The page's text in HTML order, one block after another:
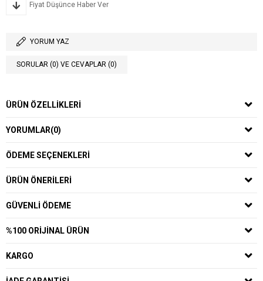
Fiyat Düşünce Haber Ver
YORUM YAZ
SORULAR (0) VE CEVAPLAR (0)
ÜRÜN ÖZELLIKLERI
YORUMLAR(0)
ÖDEME SEÇENEKLERI
ÜRÜN ÖNERILERI
GÜVENLI ÖDEME
%100 ORIJINAL ÜRÜN
KARGO